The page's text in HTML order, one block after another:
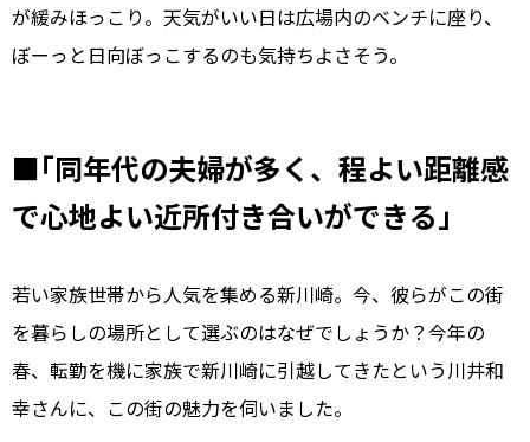
が緩みほっこり。天気がいい日は広場内のベンチに座り、
ぼーっと日向ぼっこするのも気持ちよさそう。
■｢同年代の夫婦が多く、程よい距離感
で心地よい近所付き合いができる｣
若い家族世帯から人気を集める新川崎。今、彼らがこの街
を暮らしの場所として選ぶのはなぜでしょうか？今年の
春、転勤を機に家族で新川崎に引越してきたという川井和
幸さんに、この街の魅力を伺いました。